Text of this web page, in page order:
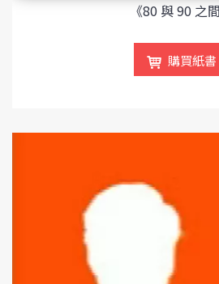
《80 與 90 之
購買紙書